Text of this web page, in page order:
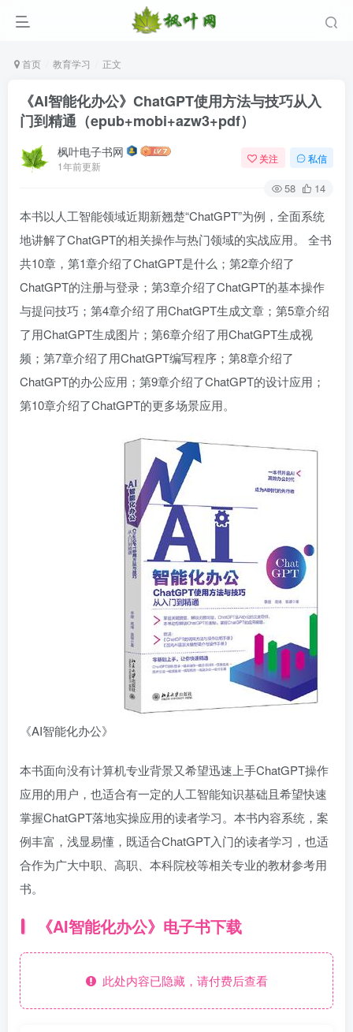
首页 教育学习 正文
《AI智能化办公》ChatGPT使用方法与技巧从入
门到精通（epub+mobi+azw3+pdf）
枫叶电子书网
1年前更新
关注 私信
58 14
本书以人工智能领域近期新翘楚“ChatGPT”为例，全面系统
地讲解了ChatGPT的相关操作与热门领域的实战应用。 全书
共10章，第1章介绍了ChatGPT是什么；第2章介绍了
ChatGPT的注册与登录；第3章介绍了ChatGPT的基本操作
与提问技巧；第4章介绍了用ChatGPT生成文章；第5章介绍
了用ChatGPT生成图片；第6章介绍了用ChatGPT生成视
频；第7章介绍了用ChatGPT编写程序；第8章介绍了
ChatGPT的办公应用；第9章介绍了ChatGPT的设计应用；
第10章介绍了ChatGPT的更多场景应用。
《AI智能化办公》
本书面向没有计算机专业背景又希望迅速上手ChatGPT操作
应用的用户，也适合有一定的人工智能知识基础且希望快速
掌握ChatGPT落地实操应用的读者学习。本书内容系统，案
例丰富，浅显易懂，既适合ChatGPT入门的读者学习，也适
合作为广大中职、高职、本科院校等相关专业的教材参考用
书。
《AI智能化办公》电子书下载
此处内容已隐藏，请付费后查看